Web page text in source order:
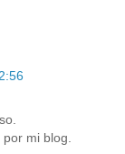
mi blog.